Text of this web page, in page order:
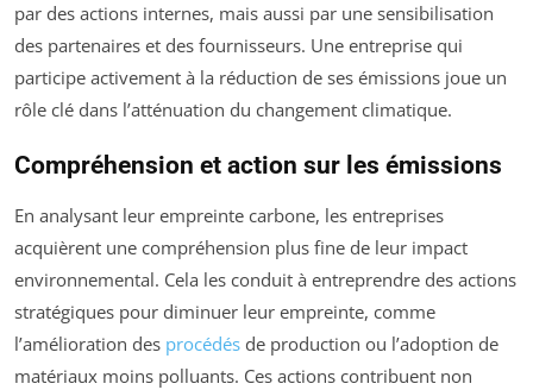
par des actions internes, mais aussi par une sensibilisation
des partenaires et des fournisseurs. Une entreprise qui
participe activement à la réduction de ses émissions joue un
rôle clé dans l’atténuation du changement climatique.
Compréhension et action sur les émissions
En analysant leur empreinte carbone, les entreprises
acquièrent une compréhension plus fine de leur impact
environnemental. Cela les conduit à entreprendre des actions
stratégiques pour diminuer leur empreinte, comme
l’amélioration des procédés de production ou l’adoption de
matériaux moins polluants. Ces actions contribuent non